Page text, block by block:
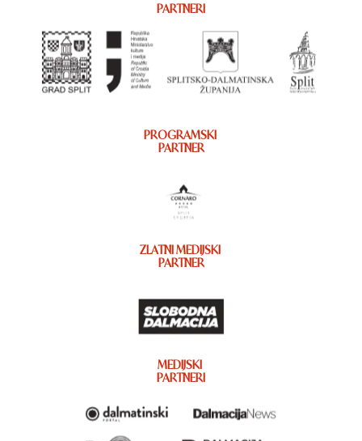
PARTNERI
PROGRAMSKI
PARTNER
ZLATNI MEDIJSKI
PARTNER
MEDIJSKI
PARTNERI